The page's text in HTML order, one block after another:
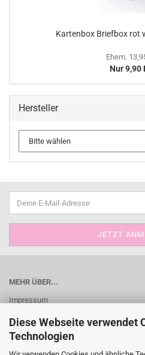
Diese Webseite verwendet
Technologien
Kartenbox Briefbox rot
Ehem.
Nur 9,90
Hersteller
MEHR ÜBER...
Impressum
Widerrufsrecht & Muster-
Versand- & Zahlungsbedingungen